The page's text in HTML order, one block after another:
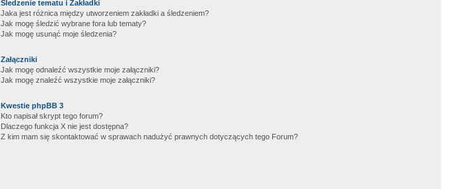
Śledzenie tematu i Zakładki
Jaka jest różnica między utworzeniem zakładki a śledzeniem?
Jak mogę śledzić wybrane fora lub tematy?
Jak mogę usunąć moje śledzenia?
Załączniki
Jak mogę odnaleźć wszystkie moje załączniki?
Jak mogę znaleźć wszystkie moje załączniki?
Kwestie phpBB 3
Kto napisał skrypt tego forum?
Dlaczego funkcja X nie jest dostępna?
Z kim mam się skontaktować w sprawach nadużyć prawnych dotyczących tego Forum?